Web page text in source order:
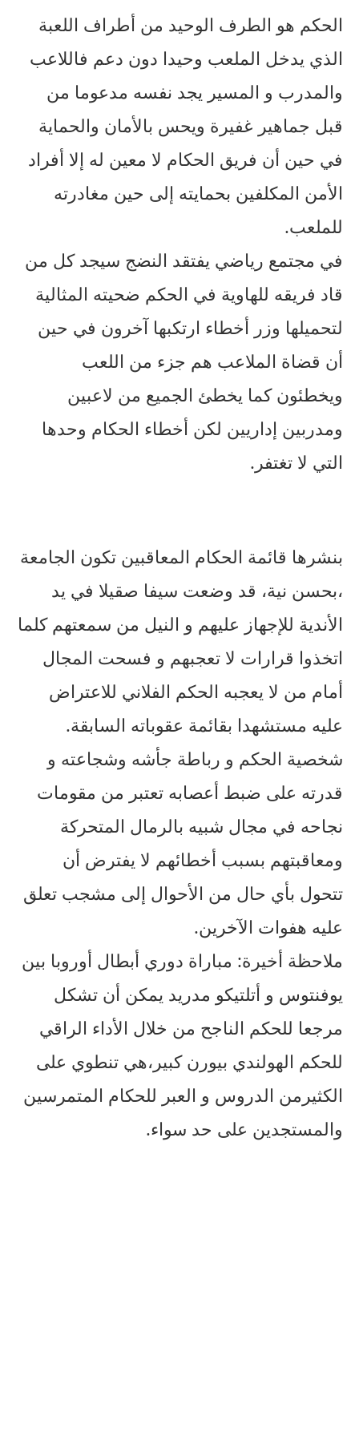
الحكم هو الطرف الوحيد من أطراف اللعبة
الذي يدخل الملعب وحيدا دون دعم فاللاعب
والمدرب و المسير يجد نفسه مدعوما من
قبل جماهير غفيرة ويحس بالأمان والحماية
في حين أن فريق الحكام لا معين له إلا أفراد
الأمن المكلفين بحمايته إلى حين مغادرته
للملعب.
في مجتمع رياضي يفتقد النضج سيجد كل من
قاد فريقه للهاوية في الحكم ضحيته المثالية
لتحميلها وزر أخطاء ارتكبها آخرون في حين
أن قضاة الملاعب هم جزء من اللعب
ويخطئون كما يخطئ الجميع من لاعبين
ومدربين إداريين لكن أخطاء الحكام وحدها
التي لا تغتفر.
بنشرها قائمة الحكام المعاقبين تكون الجامعة
،بحسن نية، قد وضعت سيفا صقيلا في يد
الأندية للإجهاز عليهم و النيل من سمعتهم كلما
اتخذوا قرارات لا تعجبهم و فسحت المجال
أمام من لا يعجبه الحكم الفلاني للاعتراض
عليه مستشهدا بقائمة عقوباته السابقة.
شخصية الحكم و رباطة جأشه وشجاعته و
قدرته على ضبط أعصابه تعتبر من مقومات
نجاحه في مجال شبيه بالرمال المتحركة
ومعاقبتهم بسبب أخطائهم لا يفترض أن
تتحول بأي حال من الأحوال إلى مشجب تعلق
عليه هفوات الآخرين.
ملاحظة أخيرة: مباراة دوري أبطال أوروبا بين
يوفنتوس و أتلتيكو مدريد يمكن أن تشكل
مرجعا للحكم الناجح من خلال الأداء الراقي
للحكم الهولندي بيورن كبير،هي تنطوي على
الكثيرمن الدروس و العبر للحكام المتمرسين
والمستجدين على حد سواء.